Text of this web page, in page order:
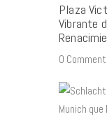
Plaza
Vibrante
0